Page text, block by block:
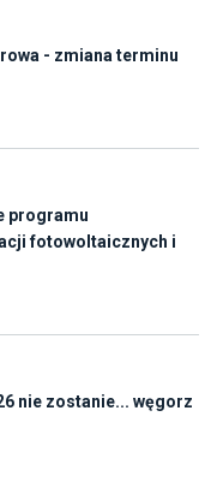
- zmiana terminu
programu
fotowoltaicznych i
nie zostanie... węgorz